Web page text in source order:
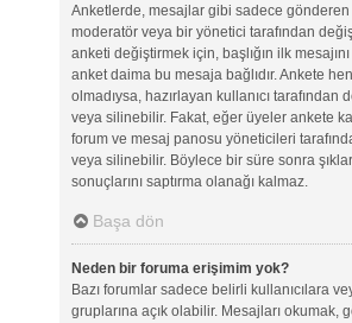
Anketlerde, mesajlar gibi sadece gönderen
moderatör veya bir yönetici tarafından
anketi değiştirmek için, başlığın ilk mesajını
anket daima bu mesaja bağlıdır. Ankete
olmadıysa, hazırlayan kullanıcı tarafından
veya silinebilir. Fakat, eğer üyeler ankete
forum ve mesaj panosu yöneticileri
veya silinebilir. Böylece bir süre sonra
sonuçlarını saptırma olanağı kalmaz.
Başa dön
Neden bir foruma erişimim yok?
Bazı forumlar sadece belirli kullanıcılara
gruplarına açık olabilir. Mesajları okumak,